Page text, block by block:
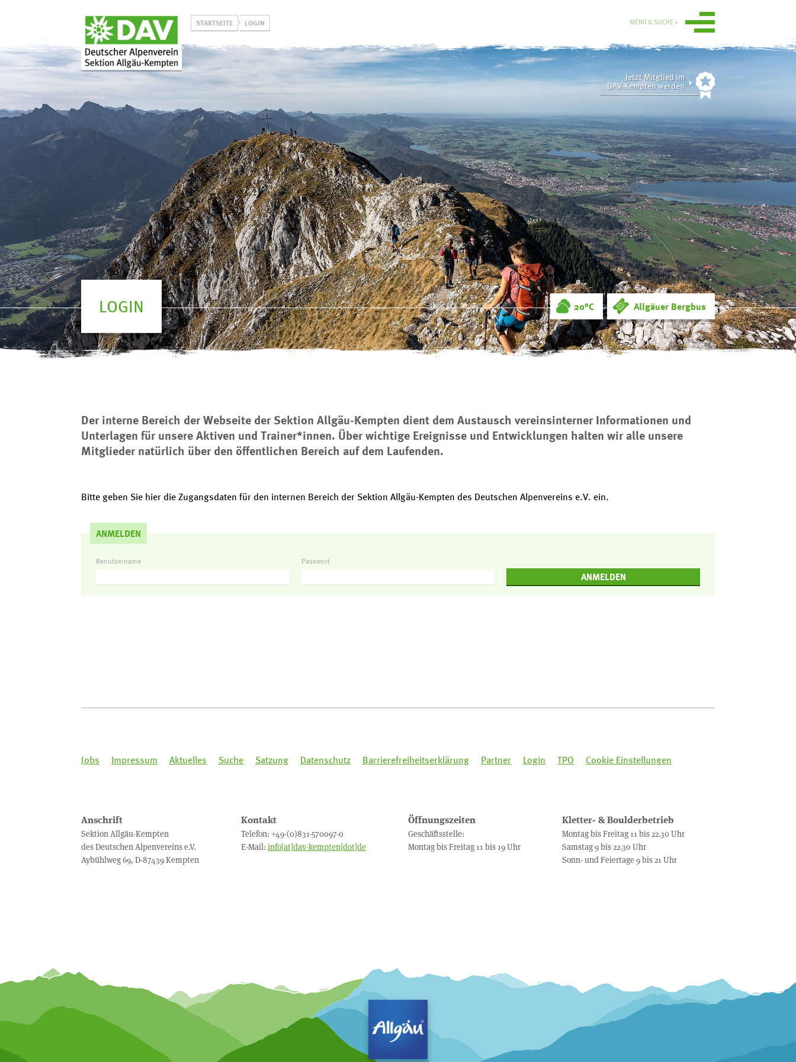
Über uns
Unsere Aktiven
Unser Leitbild
Prävention
sexualisierter Gewalt
Ehrenamtlich bei uns
aktiv werden
Programm
Winterprogramm
Sommerprogramm
Jugend on Tour
Allgäuer Bergbus
Vorträge & Events
Gruppen
Jugend
Familien
Erwachsene
Leistungsgruppen
Rappenseehütte
Kemptner Hütte
Tannheimer Hütte
Tannheimer Jugendhütte
(Selbstversorgung)
Öffnungszeiten, Preise
& Formulare
Kurse DAV
Kletterschule
Klettern & Bouldern
Alpinzentrum
Kletterturm
Engelhaldepark
Service
Mitgliedschaft
Ausrüstungsverleih
Sektionsmedien digital
Online-Gutscheinshop
Ortsgruppe
Obergünzburg
Gruppen
Aktuelle
Tourenübersicht
Übersicht
Tourenberichte 2025
STARTSEITE LOGIN MENÜ & SUCHE
Jetzt Mitglied im
DAV-Kempten werden
LOGIN 20°C Allgäuer Bergbus
Der interne Bereich der Webseite der Sektion Allgäu-Kempten dient dem Austausch vereinsinterner Informationen und
Unterlagen für unsere Aktiven und Trainer*innen. Über wichtige Ereignisse und Entwicklungen halten wir alle unsere
Mitglieder natürlich über den öffentlichen Bereich auf dem Laufenden.
Bitte geben Sie hier die Zugangsdaten für den internen Bereich der Sektion Allgäu-Kempten des Deutschen Alpenvereins e.V. ein.
ANMELDEN
Benutzername Passwort
ANMELDEN
Jobs Impressum Aktuelles Suche Satzung Datenschutz Barrierefreiheitserklärung Partner Login TPO Cookie Einstellungen
Anschrift
Sektion Allgäu-Kempten
des Deutschen Alpenvereins e.V.
Aybühlweg 69, D-87439 Kempten
Kontakt
Telefon: +49-(0)831-570097-0
E-Mail: info[at]dav-kempten[dot]de
Öffnungszeiten
Geschäftsstelle:
Montag bis Freitag 11 bis 19 Uhr
Kletter- & Boulderbetrieb
Montag bis Freitag 11 bis 22.30 Uhr
Samstag 9 bis 22.30 Uhr
Sonn- und Feiertage 9 bis 21 Uhr